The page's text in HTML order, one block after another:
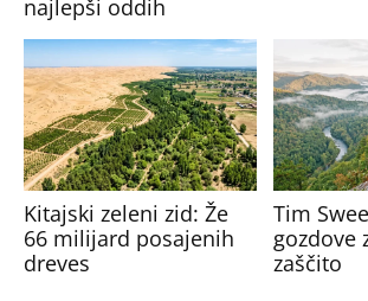
najlepši oddih
Kitajski zeleni zid: Že
66 milijard posajenih
dreves
Tim
gozdove
zaščito